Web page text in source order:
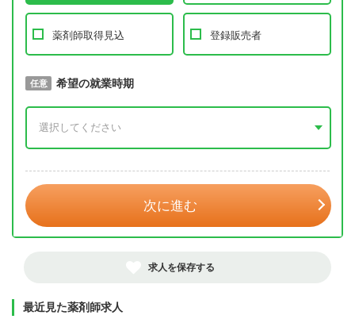
薬剤師取得見込 登録販売者
必須 取得予定年
任意 希望の就業時期
次に進む
求人を保存する
最近見た薬剤師求人